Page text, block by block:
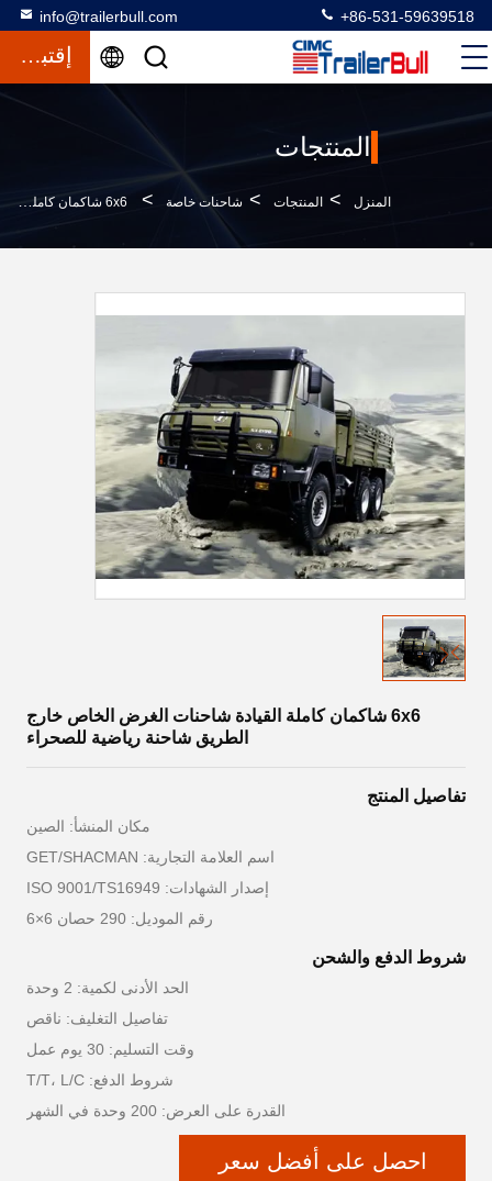
info@trailerbull.com +86-531-59639518
إقتباس
المنتجات
المنزل > المنتجات > شاحنات خاصة > 6x6 شاكمان كاملة القيادة شاحنات الغرض الخاص خارج الطريق شاحنة رياضية للصحراء
6x6 شاكمان كاملة القيادة شاحنات الغرض الخاص خارج
الطريق شاحنة رياضية للصحراء
تفاصيل المنتج
مكان المنشأ: الصين
اسم العلامة التجارية: GET/SHACMAN
إصدار الشهادات: ISO 9001/TS16949
رقم الموديل: 290 حصان 6×6
شروط الدفع والشحن
الحد الأدنى لكمية: 2 وحدة
تفاصيل التغليف: ناقص
وقت التسليم: 30 يوم عمل
شروط الدفع: T/T، L/C
القدرة على العرض: 200 وحدة في الشهر
احصل على أفضل سعر